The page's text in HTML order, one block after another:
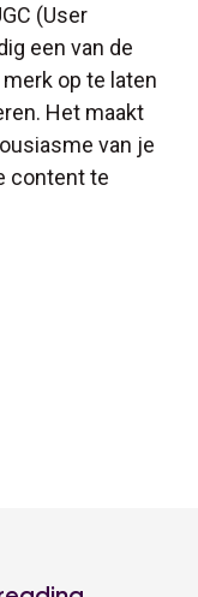
(User
een van de
op te laten
Het maakt
van je
content te